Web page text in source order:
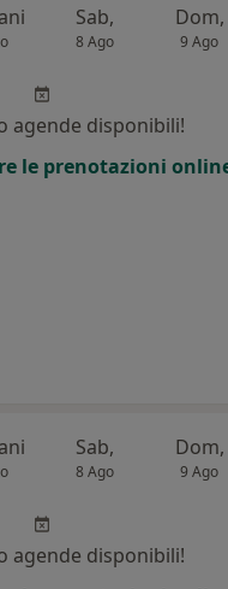
Sab,
8 Ago
Dom,
9 Ago
agende disponibili!
le prenotazioni
Sab,
8 Ago
Dom,
9 Ago
agende disponibili!